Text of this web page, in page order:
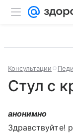
Консультации
Стул с
анонимно
Здравствуйте!